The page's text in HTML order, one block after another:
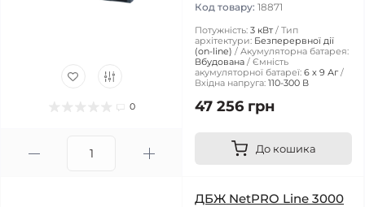
0
Код товару: 18871
Потужність: 3 кВт
Тип
архітектури: Безперервної дії
(on-line)
Акумуляторна батарея:
Вбудована
Ємність
акумуляторної батареї: 6 х 9 Аг
Вхідна напруга: 110-300 В
47 256 грн
До кошика
ДБЖ NetPRO Line 3000